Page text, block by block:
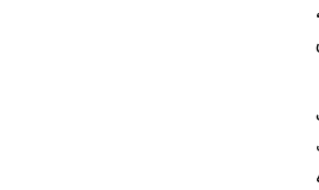
اندونگ به استقلال منتفی شد؛
گابنی در آستانه انتخاب تیم جدید